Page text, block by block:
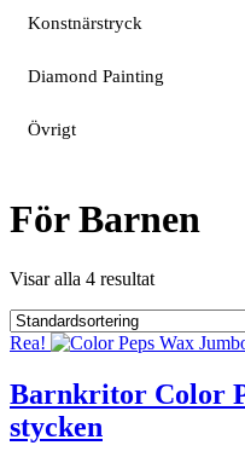
Konstnärstryck
Diamond Painting
Övrigt
För Barnen
Visar alla 4 resultat
Rea!
Barnkritor Color
stycken